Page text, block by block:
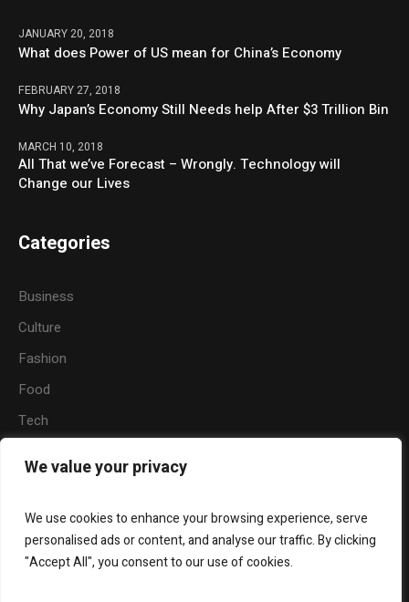
We value your privacy
We use cookies to enhance your browsing experience, serve
personalised ads or content, and analyse our traffic. By clicking
"Accept All", you consent to our use of cookies.
JANUARY 20, 2018
What does Power of US mean for China’s Economy
FEBRUARY 27, 2018
Why Japan’s Economy Still Needs help After $3 Trillion Bin
MARCH 10, 2018
All That we’ve Forecast – Wrongly. Technology will
Change our Lives
Categories
Business
Culture
Fashion
Food
Tech
Nature